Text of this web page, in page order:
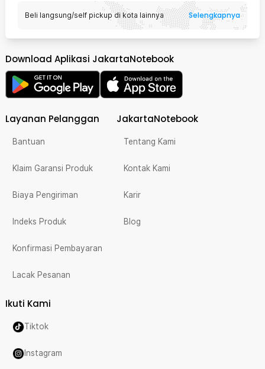
Beli langsung/self pickup di kota lainnya Selengkapnya
Download Aplikasi JakartaNotebook
Layanan Pelanggan
Bantuan
Klaim Garansi Produk
Biaya Pengiriman
Indeks Produk
Konfirmasi Pembayaran
Lacak Pesanan
JakartaNotebook
Tentang Kami
Kontak Kami
Karir
Blog
Ikuti Kami
Tiktok
Instagram